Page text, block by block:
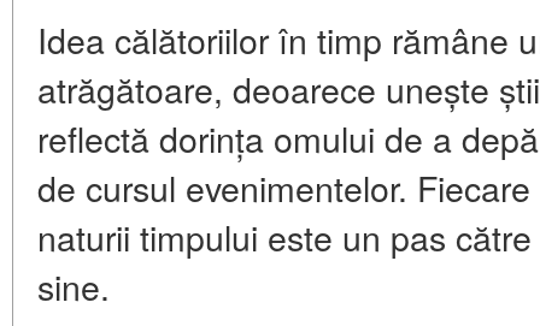
Idea călătoriilor în timp rămâne
atrăgătoare, deoarece unește
reflectă dorința omului de a
de cursul evenimentelor.
naturii timpului este un pas
sine.